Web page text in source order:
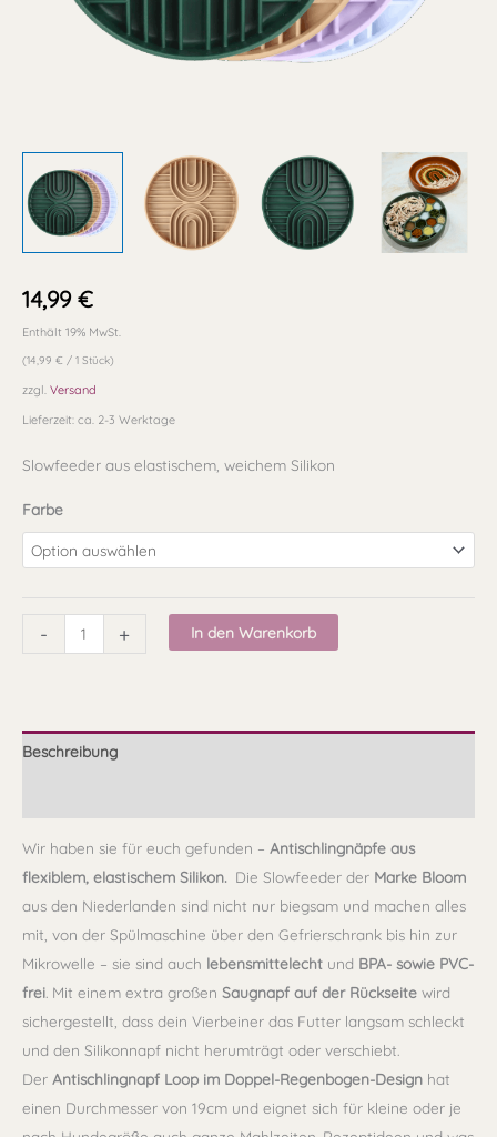
14,99€
Enthält 19% MwSt.
(14,99 € / 1 Stück)
zzgl. Versand
Lieferzeit: ca. 2-3 Werktage
Slowfeeder aus elastischem, weichem Silikon
Farbe
- + In den Warenkorb
Beschreibung
Wir haben sie für euch gefunden – Antischlingnäpfe aus
flexiblem, elastischem Silikon. Die Slowfeeder der Marke Bloom
aus den Niederlanden sind nicht nur biegsam und machen alles
mit, von der Spülmaschine über den Gefrierschrank bis hin zur
Mikrowelle – sie sind auch lebensmittelecht und BPA- sowie PVC-
frei . Mit einem extra großen Saugnapf auf der Rückseite wird
sichergestellt, dass dein Vierbeiner das Futter langsam schleckt
und den Silikonnapf nicht herumträgt oder verschiebt.
Der Antischlingnapf Loop im Doppel-Regenbogen-Design hat
einen Durchmesser von 19cm und eignet sich für kleine oder je